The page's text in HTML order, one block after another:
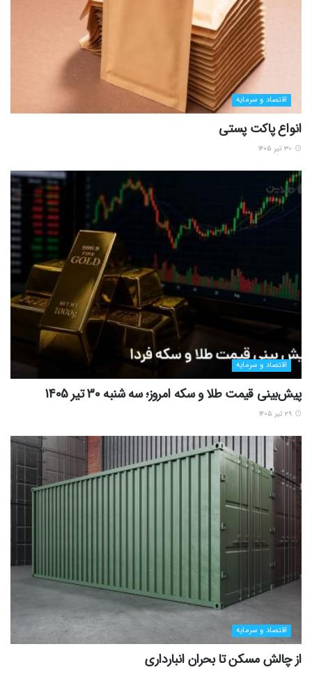
اقتصاد و سرمایه
انواع پاکت پستی
اقتصاد و سرمایه
پیش‌بینی قیمت طلا و سکه امروز؛ سه شنبه 30 تیر 1405
اقتصاد و سرمایه
از چالش مسکن تا بحران انبارداری